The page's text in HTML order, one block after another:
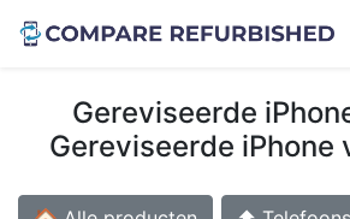
Gereviseerde
Gereviseerde iPhone